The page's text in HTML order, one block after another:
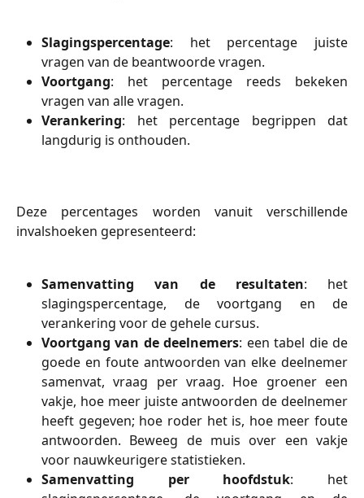
Slagingspercentage: het percentage juiste
vragen van de beantwoorde vragen.
Voortgang: het percentage reeds bekeken
vragen van alle vragen.
Verankering: het percentage begrippen dat
langdurig is onthouden.
Deze percentages worden vanuit verschillende
invalshoeken gepresenteerd:
Samenvatting van de resultaten: het
slagingspercentage, de voortgang en de
verankering voor de gehele cursus.
Voortgang van de deelnemers: een tabel die de
goede en foute antwoorden van elke deelnemer
samenvat, vraag per vraag. Hoe groener een
vakje, hoe meer juiste antwoorden de deelnemer
heeft gegeven; hoe roder het is, hoe meer foute
antwoorden. Beweeg de muis over een vakje
voor nauwkeurigere statistieken.
Samenvatting per hoofdstuk: het